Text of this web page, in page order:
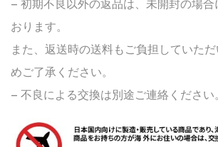
– 初期不良以外の返品は、未開封の場
おります。
また、返送時の送料もご負担していた
めご了承ください。
– 不良による交換は別途ご連絡ください。